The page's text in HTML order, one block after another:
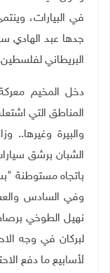
في البيارات،
جدها عبد الهادي
البريطاني
دخل المخيم
المناطق التي
والبيرة وغيرها..
الشبان برشق
باتجاه مستوطنة
نهيل الطوخي
لبركان في وجه
لأسابيع ما دفع